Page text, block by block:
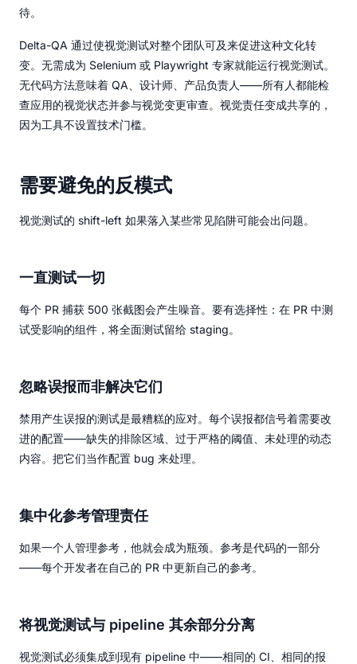
待。
Delta-QA 通过使视觉测试对整个团队可及来促进这种文化转
变。无需成为 Selenium 或 Playwright 专家就能运行视觉测试。
无代码方法意味着 QA、设计师、产品负责人——所有人都能检
查应用的视觉状态并参与视觉变更审查。视觉责任变成共享的，
因为工具不设置技术门槛。
需要避免的反模式
视觉测试的 shift-left 如果落入某些常见陷阱可能会出问题。
一直测试一切
每个 PR 捕获 500 张截图会产生噪音。要有选择性：在 PR 中测
试受影响的组件，将全面测试留给 staging。
忽略误报而非解决它们
禁用产生误报的测试是最糟糕的应对。每个误报都信号着需要改
进的配置——缺失的排除区域、过于严格的阈值、未处理的动态
内容。把它们当作配置 bug 来处理。
集中化参考管理责任
如果一个人管理参考，他就会成为瓶颈。参考是代码的一部分
——每个开发者在自己的 PR 中更新自己的参考。
将视觉测试与 pipeline 其余部分分离
视觉测试必须集成到现有 pipeline 中——相同的 CI、相同的报